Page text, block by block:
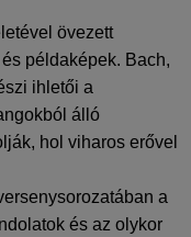
övezett
példaképek. Bach,
ihletői a
álló
hol viharos erővel
a
és az olykor